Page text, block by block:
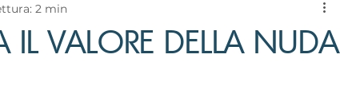
VALORE DELLA NUDA
2 min